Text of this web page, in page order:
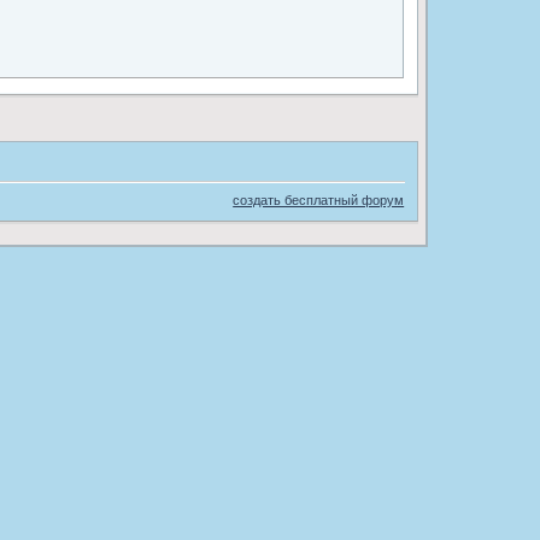
создать бесплатный форум